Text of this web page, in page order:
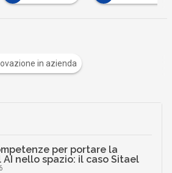
in azienda
per portare la
AI nello spazio: il caso Sitael